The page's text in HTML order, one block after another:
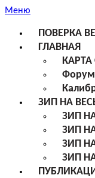
Меню
ПОВЕРКА
ГЛАВНАЯ
Форум
ЗИП НА
ЗИП
ЗИП
ЗИП
ЗИП